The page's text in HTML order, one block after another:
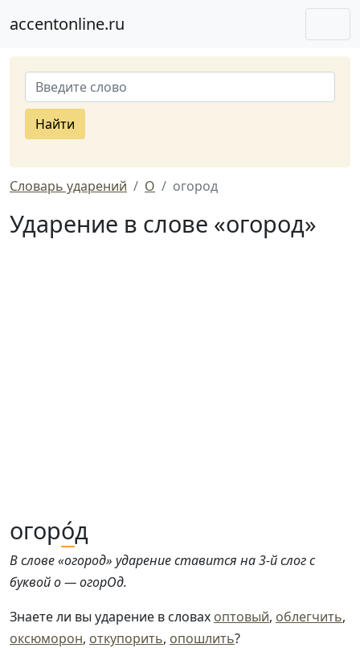
accentonline.ru
Найти
Словарь ударений О огород
Ударение в слове «огород»
огоро́д
В слове «огород» ударение ставится на 3-й слог с
буквой о — огорОд.
Знаете ли вы ударение в словах оптовый, облегчить,
оксюморон, откупорить, опошлить?